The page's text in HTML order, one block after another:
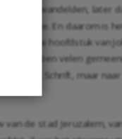
wandelden, later
toe. En daarom is
hoofdstuk van
hebben velen
van de Schrift, maar
de stad Jeruzalem,